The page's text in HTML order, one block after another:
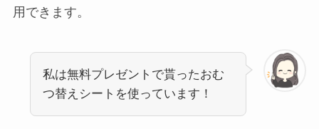
用できます。
私は無料プレゼントで貰ったおむ
つ替えシートを使っています！